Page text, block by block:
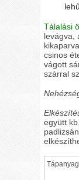
Tálalási
levágva,
csinos
vágott
szárral
együtt